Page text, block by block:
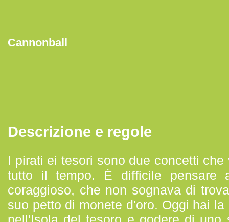
Cannonball
Descrizione e regole
I pirati ei tesori sono due concetti
tutto il tempo. È difficile pensare
coraggioso, che non sognava di
suo petto di monete d'oro. Oggi hai